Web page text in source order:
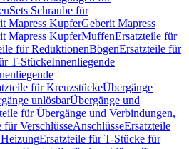
Sets Schraube für
Mapress KupferGeberit Mapress
Mapress KupferMuffenErsatzteile für
für ReduktionenBögenErsatzteile für
T-StückeInnenliegende
für KreuzstückeÜbergänge
unlösbarÜbergänge und
für Übergänge und Verbindungen,
für VerschlüsseAnschlüsseErsatzteile
Ersatzteile für T-Stücke für